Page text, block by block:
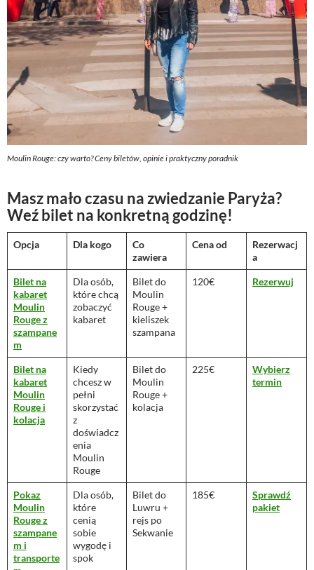
Moulin Rouge: czy warto? Ceny biletów, opinie i praktyczny poradnik
Masz mało czasu na zwiedzanie Paryża?
Weź bilet na konkretną godzinę!
Opcja Dla kogo
Co
zawiera
Cena od
Rezerwacj
a
Bilet na
kabaret
Moulin
Rouge z
szampane
m
Dla osób,
które chcą
zobaczyć
kabaret
Bilet do
Moulin
Rouge +
kieliszek
szampana
120€ Rezerwuj
Bilet na
kabaret
Moulin
Rouge i
kolacja
Kiedy
chcesz w
pełni
skorzystać
z
doświadcz
enia
Moulin
Rouge
Bilet do
Moulin
Rouge +
kolacja
225€
Wybierz
termin
Pokaz
Moulin
Rouge z
szampane
m i
transporte
Dla osób,
które
cenią
sobie
wygodę i
spok
Bilet do
Luwru +
rejs po
Sekwanie
185€
Sprawdź
pakiet